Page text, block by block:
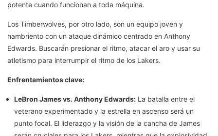
potente cuando funcionan a toda máquina.
Los Timberwolves, por otro lado, son un equipo joven y
hambriento con un ataque dinámico centrado en Anthony
Edwards. Buscarán presionar el ritmo, atacar el aro y usar su
atletismo para interrumpir el ritmo de los Lakers.
Enfrentamientos clave:
LeBron James vs. Anthony Edwards: La batalla entre el
veterano experimentado y la estrella en ascenso será un
punto focal. El liderazgo y la visión de la cancha de James